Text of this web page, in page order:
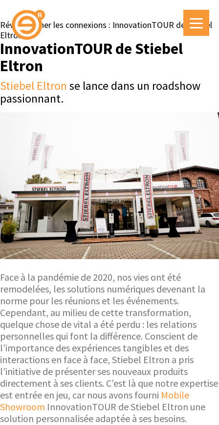
Révolutionner les connexions : InnovationTOUR de Stiebel
Eltron
InnovationTOUR de Stiebel
Eltron
Stiebel Eltron se lance dans un roadshow
passionnant.
Face à la pandémie de 2020, nos vies ont été
remodelées, les solutions numériques devenant la
norme pour les réunions et les événements.
Cependant, au milieu de cette transformation,
quelque chose de vital a été perdu : les relations
personnelles qui font la différence. Conscient de
l’importance des expériences tangibles et des
interactions en face à face, Stiebel Eltron a pris
l’initiative de présenter ses nouveaux produits
directement à ses clients. C’est là que notre expertise
est entrée en jeu, car nous avons fourni Mobile
Showroom InnovationTOUR de Stiebel Eltron une
solution personnalisée adaptée à ses besoins.